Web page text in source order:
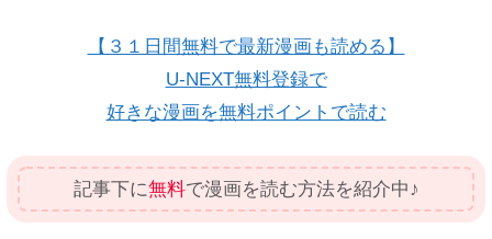
【３１日間無料で最新漫画も読める】
U-NEXT無料登録で
好きな漫画を無料ポイントで読む
記事下に無料で漫画を読む方法を紹介中♪